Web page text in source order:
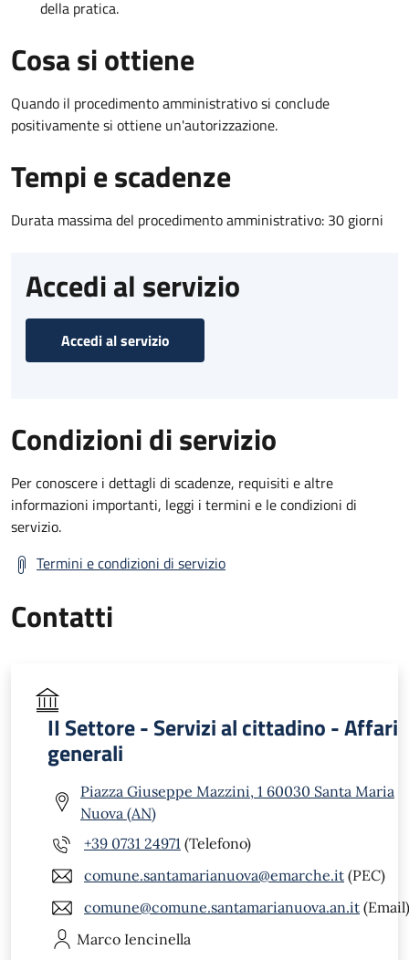
della pratica.
Cosa si ottiene
Quando il procedimento amministrativo si conclude
positivamente si ottiene un'autorizzazione.
Tempi e scadenze
Durata massima del procedimento amministrativo: 30 giorni
Accedi al servizio
Accedi al servizio
Condizioni di servizio
Per conoscere i dettagli di scadenze, requisiti e altre
informazioni importanti, leggi i termini e le condizioni di
servizio.
Termini e condizioni di servizio
Contatti
II Settore - Servizi al cittadino - Affari
generali
Piazza Giuseppe Mazzini, 1 60030 Santa Maria
Nuova (AN)
+39 0731 24971 (Telefono)
comune.santamarianuova@emarche.it (PEC)
comune@comune.santamarianuova.an.it (Email)
Marco Iencinella